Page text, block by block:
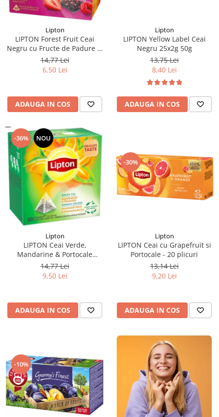
Lipton
LIPTON Forest Fruit Ceai
Negru cu Fructe de Padure si
Capsuni Piramide 20x2.1g
(TDV 30.08.2026)
14,77 Lei
6,50 Lei
ADAUGA IN COS
Lipton
LIPTON Yellow Label Ceai
Negru 25x2g 50g
13,75 Lei
8,40 Lei
ADAUGA IN COS
-36% NOU
Lipton
LIPTON Ceai Verde,
Mandarine & Portocale
Piramide 20x2.1g (30.09.2026)
14,77 Lei
9,50 Lei
ADAUGA IN COS
-30%
Lipton
LIPTON Ceai cu Grapefruit si
Portocale - 20 plicuri
13,14 Lei
9,20 Lei
ADAUGA IN COS
-10%